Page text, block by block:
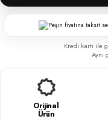
Kredi kartı ile
Aynı
Orijinal
Ürün